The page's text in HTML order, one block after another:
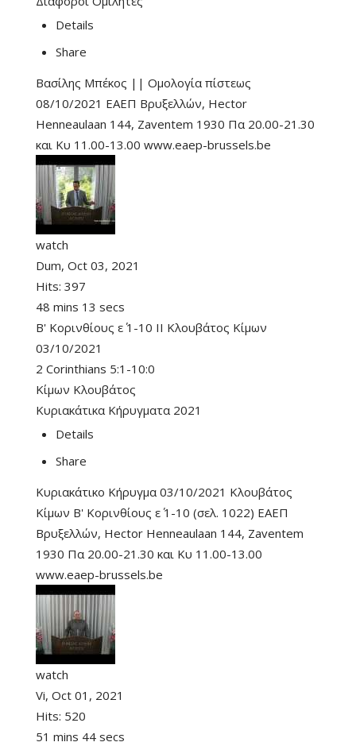
Details
Share
Βασίλης Μπέκος || Ομολογία πίστεως
08/10/2021 ΕΑΕΠ Βρυξελλών, Hector
Henneaulaan 144, Zaventem 1930 Πα 20.00-21.30
και Κυ 11.00-13.00 www.eaep-brussels.be
watch
Dum, Oct 03, 2021
Hits: 397
48 mins 13 secs
Β' Κορινθίους ε΄ 1-10 II Κλουβάτος Κίμων
03/10/2021
2 Corinthians 5:1-10:0
Κίμων Κλουβάτος
Κυριακάτικα Κήρυγματα 2021
Details
Share
Κυριακάτικο Κήρυγμα 03/10/2021 Κλουβάτος
Κίμων Β' Κορινθίους ε΄ 1-10 (σελ. 1022) ΕΑΕΠ
Βρυξελλών, Hector Henneaulaan 144, Zaventem
1930 Πα 20.00-21.30 και Κυ 11.00-13.00
www.eaep-brussels.be
watch
Vi, Oct 01, 2021
Hits: 520
51 mins 44 secs